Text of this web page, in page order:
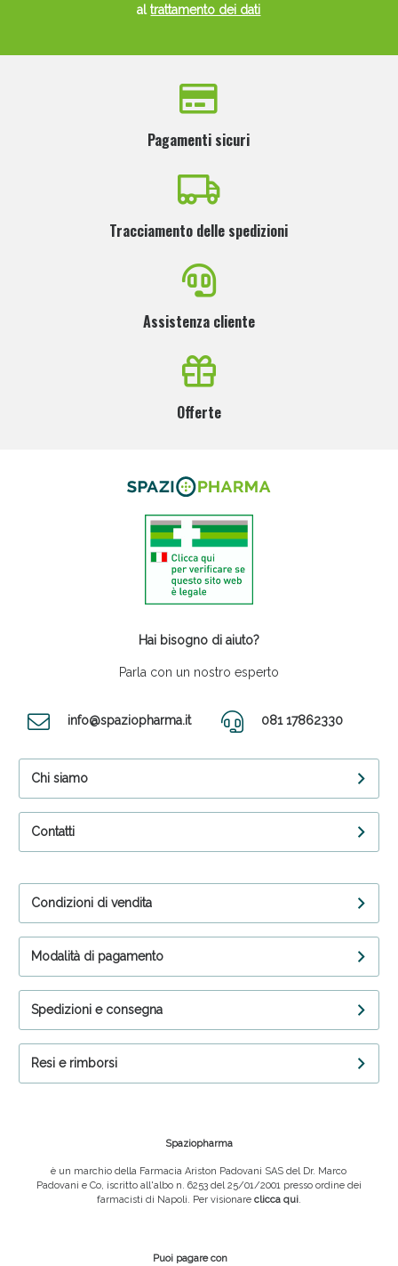
altrattamento dei dati
Pagamenti sicuri
Tracciamento delle spedizioni
Assistenza cliente
Offerte
Hai bisogno di aiuto?
Parla con un nostro esperto
info@spaziopharma.it 081 17862330
Chi siamo
Contatti
Condizioni di vendita
Modalità di pagamento
Spedizioni e consegna
Resi e rimborsi
Spaziopharma
è un marchio della Farmacia Ariston Padovani SAS del Dr. Marco
Padovani e Co, iscritto all'albo n. 6253 del 25/01/2001 presso ordine dei
farmacisti di Napoli. Per visionare clicca qui.
Puoi pagare con